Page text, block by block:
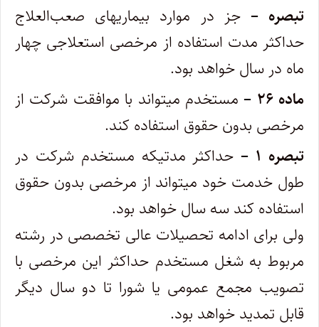
تبصره – جز در موارد بیماریهای صعب‌العلاج
حداکثر مدت استفاده از مرخصی استعلاجی چهار
ماه در سال خواهد بود. ‌
ماده ۲۶ –
مستخدم میتواند با موافقت شرکت از
مرخصی بدون حقوق استفاده کند.
تبصره ۱ –
حداکثر مدتیکه مستخدم شرکت در
طول خدمت خود میتواند از مرخصی بدون حقوق
استفاده کند سه سال خواهد بود.
‌ولی برای ادامه تحصیلات عالی تخصصی در رشته
مربوط به شغل مستخدم حداکثر این مرخصی با
تصویب مجمع عمومی یا شورا تا دو سال دیگر‌
قابل تمدید خواهد بود.